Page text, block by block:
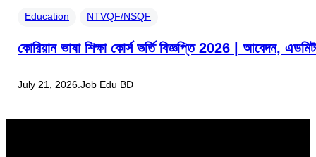
Education NTVQF/NSQF
কোরিয়ান ভাষা শিক্ষা কোর্স ভর্তি বিজ্ঞপ্তি 2026 | আবেদন,
July 21, 2026 .Job Edu BD